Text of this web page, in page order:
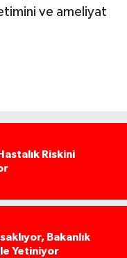
ve ameliyat
Riskini
Bakanlık
Yetiniyor